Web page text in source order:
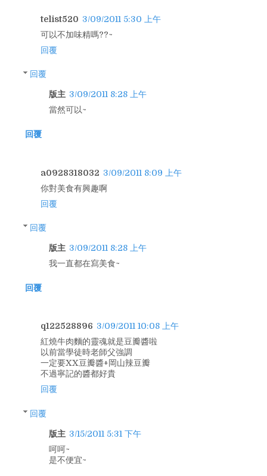
telist520 3/09/2011 5:30 上午
可以不加味精嗎??~
回覆
回覆
版主 3/09/2011 8:28 上午
當然可以~
回覆
a0928318032 3/09/2011 8:09 上午
你對美食有興趣啊
回覆
回覆
版主 3/09/2011 8:28 上午
我一直都在寫美食~
回覆
q122528896 3/09/2011 10:08 上午
紅燒牛肉麵的靈魂就是豆瓣醬啦
以前當學徒時老師父強調
一定要XX豆瓣醬+岡山辣豆瓣
不過寧記的醬都好貴
回覆
回覆
版主 3/15/2011 5:31 下午
呵呵~
是不便宜~